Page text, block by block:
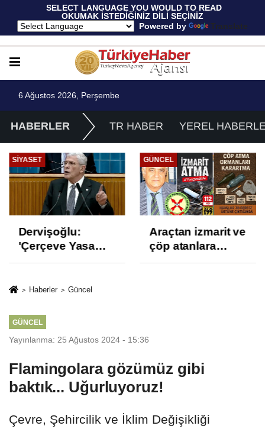
SELECT LANGUAGE YOU WOULD TO READ
OKUMAK İSTEDİĞİNİZ DİLİ SEÇİNİZ
Powered by
Translate
6 Ağustos 2026, Perşembe
HABERLER TR HABER YEREL
SIYASET
Dervişoğlu:
'Çerçeve Yasa
Çözüm Değil,
ve İhanet
GÜNCEL
Araçtan izmarit ve
çöp atanlara
uyarı: Trafiğin
Haberler Güncel
GÜNCEL
Yayınlanma: 25 Ağustos 2024 - 15:36
Flamingolara gözümüz gibi
baktık... Uğurluyoruz!
Çevre, Şehircilik ve İklim Değişikliği